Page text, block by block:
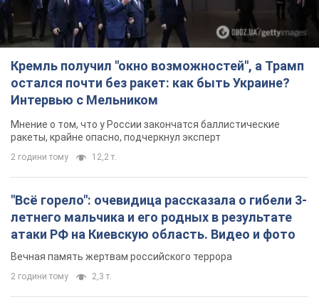
Кремль получил "окно возможностей", а Трамп
остался почти без ракет: как быть Украине?
Интервью с Мельником
Мнение о том, что у России закончатся баллистические
ракеты, крайне опасно, подчеркнул эксперт
2 години тому 12,2 т.
"Всё горело": очевидица рассказала о гибели 3-
летнего мальчика и его родных в результате
атаки РФ на Киевскую область. Видео и фото
Вечная память жертвам российского террора
2 години тому 2,3 т.